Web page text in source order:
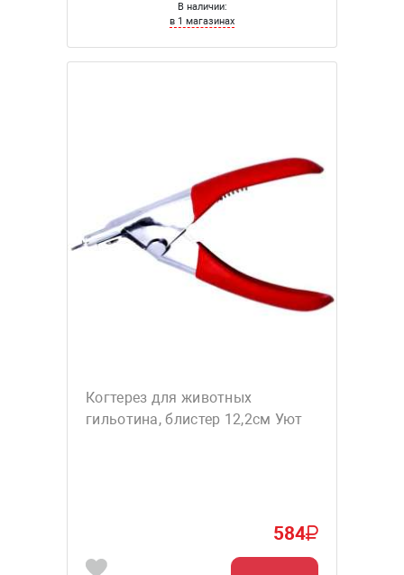
В наличии:
в 1 магазинах
Когтерез для животных
гильотина, блистер 12,2см Уют
584